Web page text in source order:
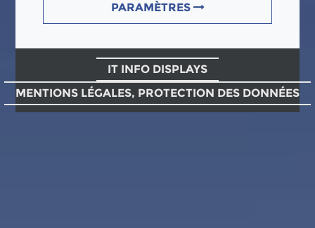
PARAMÈTRES
IT INFO DISPLAYS
MENTIONS LÉGALES, PROTECTION DES DONNÉES